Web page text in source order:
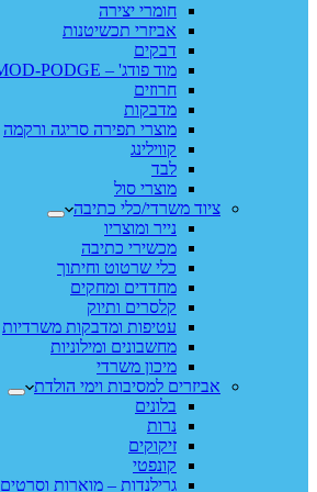
חומרי יצירה
אביזרי תכשיטנות
דבקים
מוד פודג' – MOD-PODGE
חרוזים
מדבקות
מוצרי תפירה סריגה ורקמה
קווילינג
לבד
מוצרי סול
ציוד משרדי/כלי כתיבה
נייר ומוצריו
מכשירי כתיבה
כלי שרטוט וחיתוך
מחדדים ומחקים
קלסרים ותיוק
עטיפות ומדבקות משרדיות
מחשבונים ומילוניות
מיכון משרדי
אביזרים למסיבות וימי הולדת
בלונים
נרות
זיקוקים
קונפטי
גרילנדות – מוארות וסרטים